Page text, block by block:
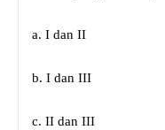
a. I dan II
b. I dan III
c. II dan III